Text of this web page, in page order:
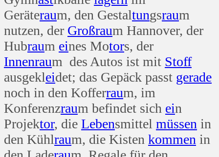
Geräteraum, den Gestaltungsraum
nutzen, der Großraum Hannover, der
Hubraum eines Motors, der
Innenraum des Autos ist mit Stoff
ausgekleidet; das Gepäck passt gerade
noch in den Kofferraum, im
Konferenzraum befindet sich ein
Projektor, die Lebensmittel müssen in
den Kühlraum, die Kisten kommen in